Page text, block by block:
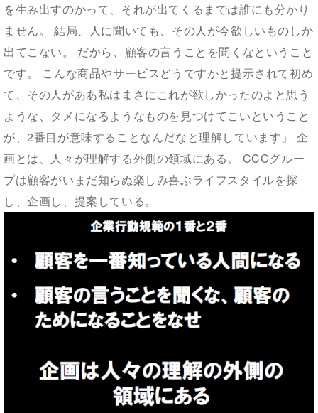
を生み出すのかって、それが出てくるまでは誰にも分かり
ません。 結局、人に聞いても、その人が今欲しいものしか
出てこない。 だから、顧客の言うことを聞くなということ
です。 こんな商品やサービスどうですかと提示されて初め
て、その人がああ私はまさにこれが欲しかったのよと思う
ような、タメになるようなものを見つけてこいということ
が、2番目が意味することなんだなと理解しています」 企
画とは、人々が理解する外側の領域にある。 CCCグルー
プは顧客がいまだ知らぬ楽しみ喜ぶライフスタイルを探
し、企画し、提案している。